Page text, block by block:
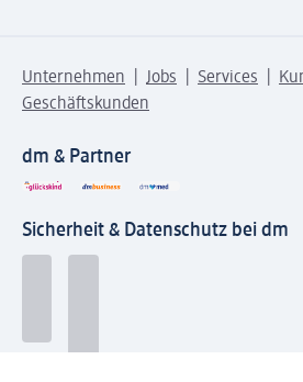
Unternehmen Jobs Services
Geschäftskunden
dm & Partner
Sicherheit & Datenschutz bei dm